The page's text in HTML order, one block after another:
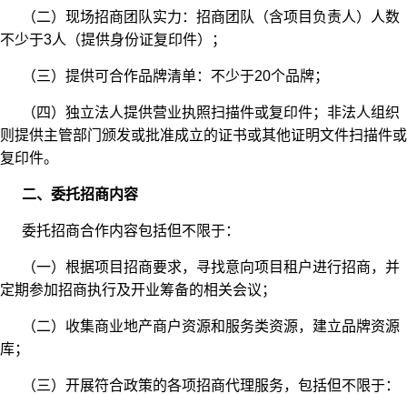
（二）现场招商团队实力：招商团队（含项目负责人）人数
不少于3人（提供身份证复印件）；
（三）提供可合作品牌清单：不少于20个品牌；
（四）独立法人提供营业执照扫描件或复印件；非法人组织
则提供主管部门颁发或批准成立的证书或其他证明文件扫描件或
复印件。
二、委托招商内容
委托招商合作内容包括但不限于：
（一）根据项目招商要求，寻找意向项目租户进行招商，并
定期参加招商执行及开业筹备的相关会议；
（二）收集商业地产商户资源和服务类资源，建立品牌资源
库；
（三）开展符合政策的各项招商代理服务，包括但不限于：